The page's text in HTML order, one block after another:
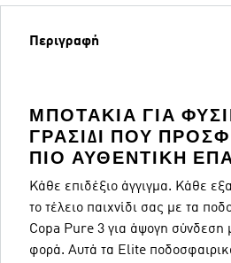
Περιγραφή
ΜΠΟΤΆΚΙΑ ΓΙΑ
ΓΡΑΣΊΔΙ ΠΟΥ
ΠΙΟ ΑΥΘΕΝΤΙΚΉ
Κάθε επιδέξιο άγγιγμα. Κάθε
το τέλειο παιχνίδι σας με τα
Copa Pure 3 για άψογη σύνδεση
φορά. Αυτά τα Elite